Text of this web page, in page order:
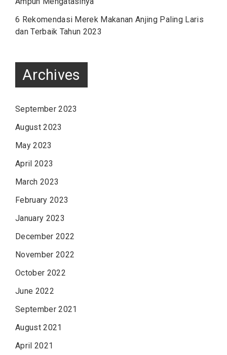
6 Rekomendasi Merek Makanan Anjing Paling Laris
dan Terbaik Tahun 2023
Archives
September 2023
August 2023
May 2023
April 2023
March 2023
February 2023
January 2023
December 2022
November 2022
October 2022
June 2022
September 2021
August 2021
April 2021